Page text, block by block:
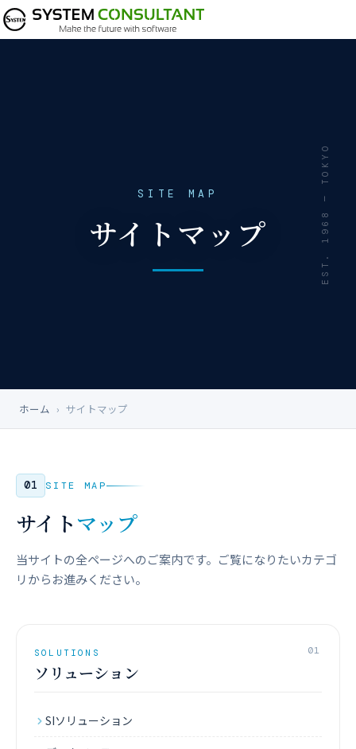
SITE MAP
サイトマップ
ホーム › サイトマップ
SITE MAP
サイトマップ
当サイトの全ページへのご案内です。ご覧になりたいカテゴ
リからお進みください。
01
SOLUTIONS
ソリューション
SIソリューション